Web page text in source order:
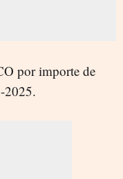
por importe de
2025.